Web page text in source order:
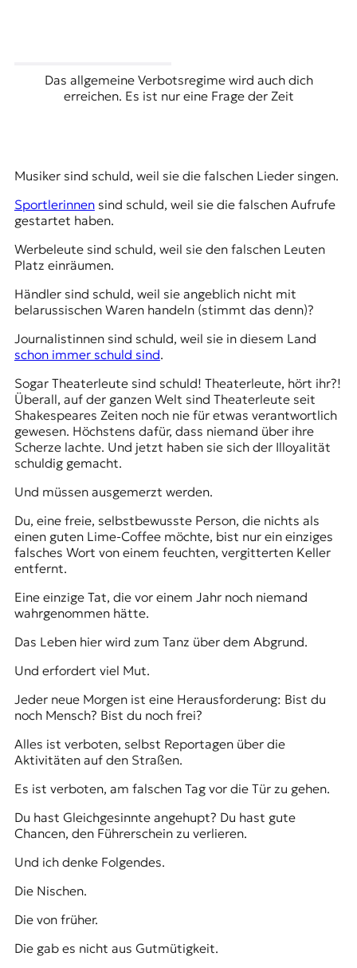
Das allgemeine Verbotsregime wird auch dich
erreichen. Es ist nur eine Frage der Zeit
Musiker sind schuld, weil sie die falschen Lieder singen.
Sportlerinnensind schuld, weil sie die falschen Aufrufe
gestartet haben.
Werbeleute sind schuld, weil sie den falschen Leuten
Platz einräumen.
Händler sind schuld, weil sie angeblich nicht mit
belarussischen Waren handeln (stimmt das denn)?
Journalistinnen sind schuld, weil sie in diesem Land
schon immer schuld sind.
Sogar Theaterleutesind schuld! Theaterleute, hört ihr?!
Überall, auf der ganzen Welt sind Theaterleute seit
Shakespeares Zeiten noch nie für etwas verantwortlich
gewesen. Höchstens dafür, dass niemand über ihre
Scherze lachte. Und jetzt haben sie sich der Illoyalität
schuldig gemacht.
Und müssen ausgemerzt werden.
Du, eine freie, selbstbewusste Person, die nichts als
einen guten Lime-Coffee möchte, bist nur ein einziges
falsches Wort von einem feuchten, vergitterten Keller
entfernt.
Eine einzige Tat, die vor einem Jahr noch niemand
wahrgenommen hätte.
Das Leben hier wird zum Tanz über dem Abgrund.
Und erfordert viel Mut.
Jeder neue Morgen ist eine Herausforderung: Bist du
noch Mensch? Bist du noch frei?
Alles ist verboten, selbst Reportagen über die
Aktivitäten auf den Straßen.
Es ist verboten, am falschen Tag vor die Tür zu gehen.
Du hast Gleichgesinnte angehupt? Du hast gute
Chancen, den Führerschein zu verlieren.
Und ich denke Folgendes.
Die Nischen.
Die von früher.
Die gab es nicht aus Gutmütigkeit.